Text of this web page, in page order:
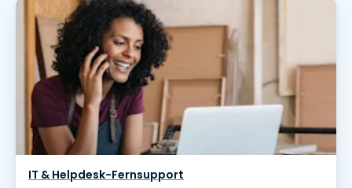
IT & Helpdesk-Fernsupport